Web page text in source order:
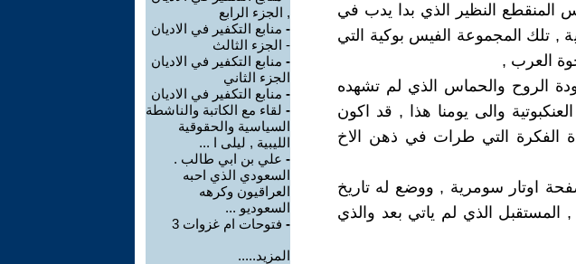
المنقطع النظير الذي بدا يدب في
, تلك المجموعة الفيس بوكية التي
العرب ,
الروح والحماس الذي لم تشهده
والى يومنا هذا , قد اكون
الفكرة التي طرات في ذهن الاخ
اوتار سومرية , ووضع له تاريخ
, المستقبل الذي لم ياتي بعد والذي
, الجزء الرابع
- منابع التكفير في الاديان
- الجزء الثالث
- منابع التكفير في الاديان
الجزء الثاني
- منابع التكفير في الاديان
- لقاء مع الكاتبة والناشطة
السياسية والحقوقية
الليبية , ليلى ا ...
- علي بن ابي طالب .
السعودي الذي احبه
العراقيون وكرهه
السعوديو ...
- فتوحات ام غزوات 3
المزيد.....